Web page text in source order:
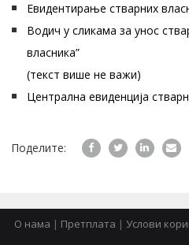
Евидентирање стварних
Водич у сликама за унос
власника”
(текст више не важи)
Централна евиденција
Поделите:
О нама | Претплата | Услови